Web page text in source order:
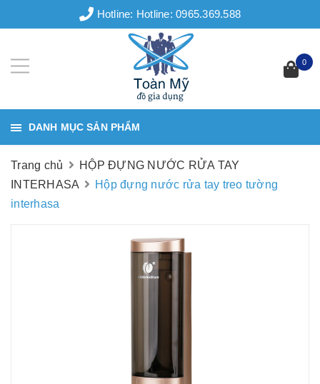
Hotline: Hotline: 0965.369.588
0
DANH MỤC SẢN PHẨM
Trang chủ
HỘP ĐỰNG NƯỚC RỬA TAY
INTERHASA
Hộp đựng nước rửa tay treo tường
interhasa